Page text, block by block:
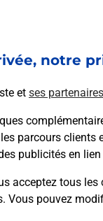
notre
et ses partenaires
parcours clients
publicités en
acceptez tous
Vous pouvez
lundià 09h00